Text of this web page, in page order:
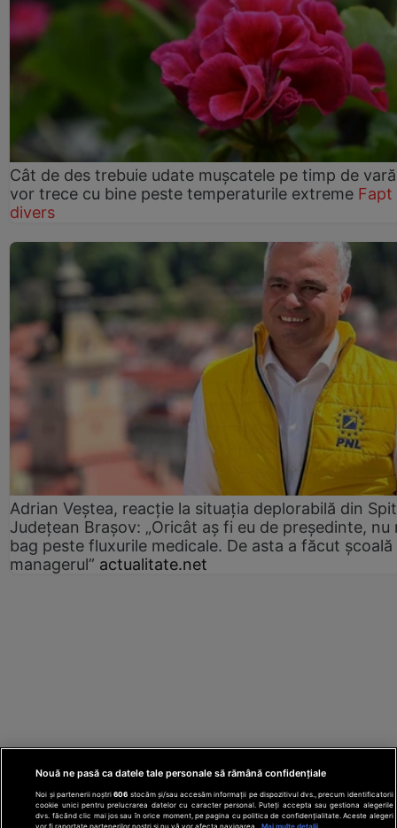
Cât de des trebuie udate mușcatele pe timp de
vor trece cu bine peste temperaturile extreme Fapt
divers
Adrian Veștea, reacție la situația deplorabilă din
Județean Brașov: „Oricât aș fi eu de președinte, nu
bag peste fluxurile medicale. De asta a făcut școală
managerul” actualitate.net
Nouă ne pasă ca datele tale personale să rămână confidențiale
Noi și partenerii noștri606 stocăm și/sau accesăm informații pe dispozitivul dvs., precum identificatorii
cookie unici pentru prelucrarea datelor cu caracter personal. Puteți accepta sau gestiona alegerile
dvs. făcând clic mai jos sau în orice moment, pe pagina cu politica de confidențialitate. Aceste alegeri
vor fi raportate partenerilor noștri și nu vă vor afecta navigarea.
Mai multe detalii